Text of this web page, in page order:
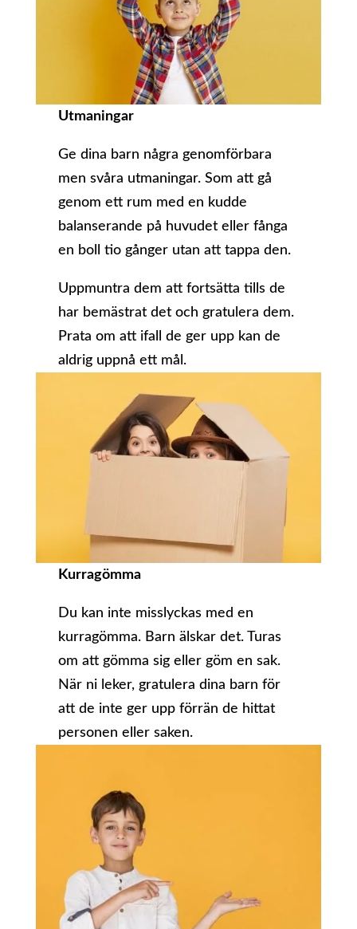
Utmaningar
Ge dina barn några genomförbara
men svåra utmaningar. Som att gå
genom ett rum med en kudde
balanserande på huvudet eller fånga
en boll tio gånger utan att tappa den.
Uppmuntra dem att fortsätta tills de
har bemästrat det och gratulera dem.
Prata om att ifall de ger upp kan de
aldrig uppnå ett mål.
Kurragömma
Du kan inte misslyckas med en
kurragömma. Barn älskar det. Turas
om att gömma sig eller göm en sak.
När ni leker, gratulera dina barn för
att de inte ger upp förrän de hittat
personen eller saken.